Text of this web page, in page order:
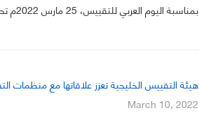
بمناسبة اليوم العربي للتقييس، 25 مارس 2022م تحت شعار “التقييس.. أداة لعا...
هيئة التقييس الخليجية تعزز علاقاتها مع منظمات
March 10, 2022